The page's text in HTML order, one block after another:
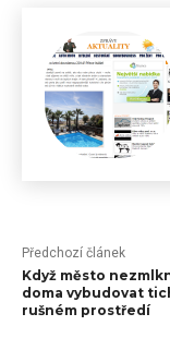
Předchozí článek
Když město
doma vybudovat
rušném prostředí